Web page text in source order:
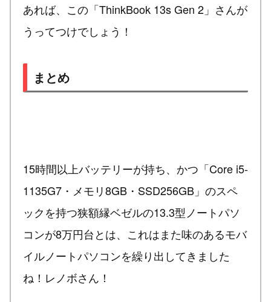
あれば、この「ThinkBook 13s Gen 2」さんが
うってつけでしょう！
まとめ
15時間以上バッテリーが持ち、かつ「Core i5-
1135G7・メモリ8GB・SSD256GB」のスペ
ックを持つ狭額縁ベゼルの13.3型ノートパソ
コンが8万円台とは、これはまた味のあるモバ
イルノートパソコンを繰り出してきました
ね！レノボさん！